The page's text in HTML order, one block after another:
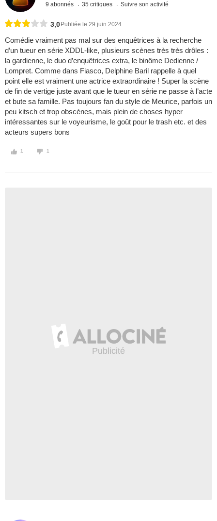
9 abonnés 35 critiques Suivre son activité
3,0 Publiée le 29 juin 2024
Comédie vraiment pas mal sur des enquêtrices à la recherche
d’un tueur en série XDDL-like, plusieurs scènes très très drôles :
la gardienne, le duo d’enquêtrices extra, le binôme Dedienne /
Lompret. Comme dans Fiasco, Delphine Baril rappelle à quel
point elle est vraiment une actrice extraordinaire ! Super la scène
de fin de vertige juste avant que le tueur en série ne passe à l’acte
et bute sa famille. Pas toujours fan du style de Meurice, parfois un
peu kitsch et trop obscènes, mais plein de choses hyper
intéressantes sur le voyeurisme, le goût pour le trash etc. et des
acteurs supers bons
1 1